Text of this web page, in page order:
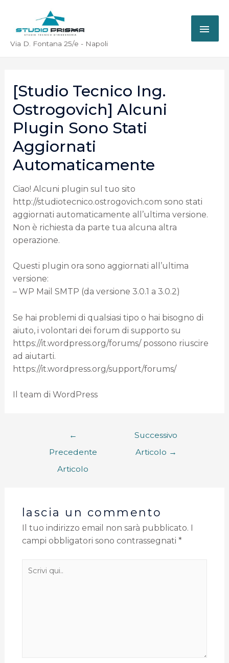
Via D. Fontana 25/e - Napoli
[Studio Tecnico Ing.
Ostrogovich] Alcuni
Plugin Sono Stati
Aggiornati
Automaticamente
Ciao! Alcuni plugin sul tuo sito
http://studiotecnico.ostrogovich.com sono stati
aggiornati automaticamente all’ultima versione.
Non è richiesta da parte tua alcuna altra
operazione.
Questi plugin ora sono aggiornati all’ultima
versione:
– WP Mail SMTP (da versione 3.0.1 a 3.0.2)
Se hai problemi di qualsiasi tipo o hai bisogno di
aiuto, i volontari dei forum di supporto su
https://it.wordpress.org/forums/ possono riuscire
ad aiutarti.
https://it.wordpress.org/support/forums/
Il team di WordPress
←
Precedente
Articolo
Successivo
Articolo →
lascia un commento
Il tuo indirizzo email non sarà pubblicato.
campi obbligatori sono contrassegnati *